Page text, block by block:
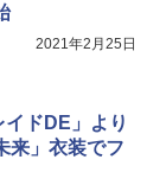
2021年2月25日
イドDE」より
来」衣装でフ